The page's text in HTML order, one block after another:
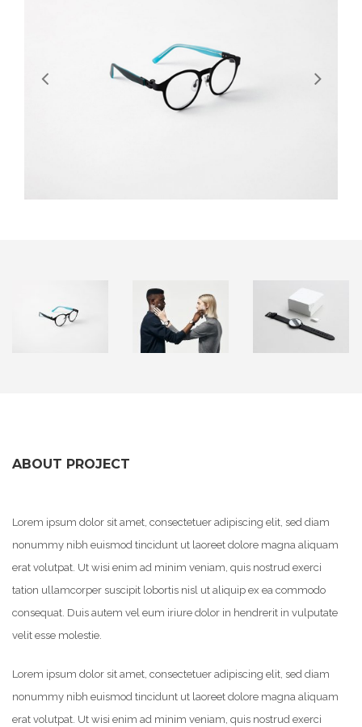
ABOUT PROJECT
Lorem ipsum dolor sit amet, consectetuer adipiscing elit, sed diam
nonummy nibh euismod tincidunt ut laoreet dolore magna aliquam
erat volutpat. Ut wisi enim ad minim veniam, quis nostrud exerci
tation ullamcorper suscipit lobortis nisl ut aliquip ex ea commodo
consequat. Duis autem vel eum iriure dolor in hendrerit in vulputate
velit esse molestie.
Lorem ipsum dolor sit amet, consectetuer adipiscing elit, sed diam
nonummy nibh euismod tincidunt ut laoreet dolore magna aliquam
erat volutpat. Ut wisi enim ad minim veniam, quis nostrud exerci